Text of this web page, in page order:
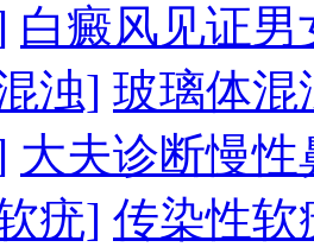
白癜风见证
浊] 玻璃体混
大夫诊断慢性
疣] 传染性软